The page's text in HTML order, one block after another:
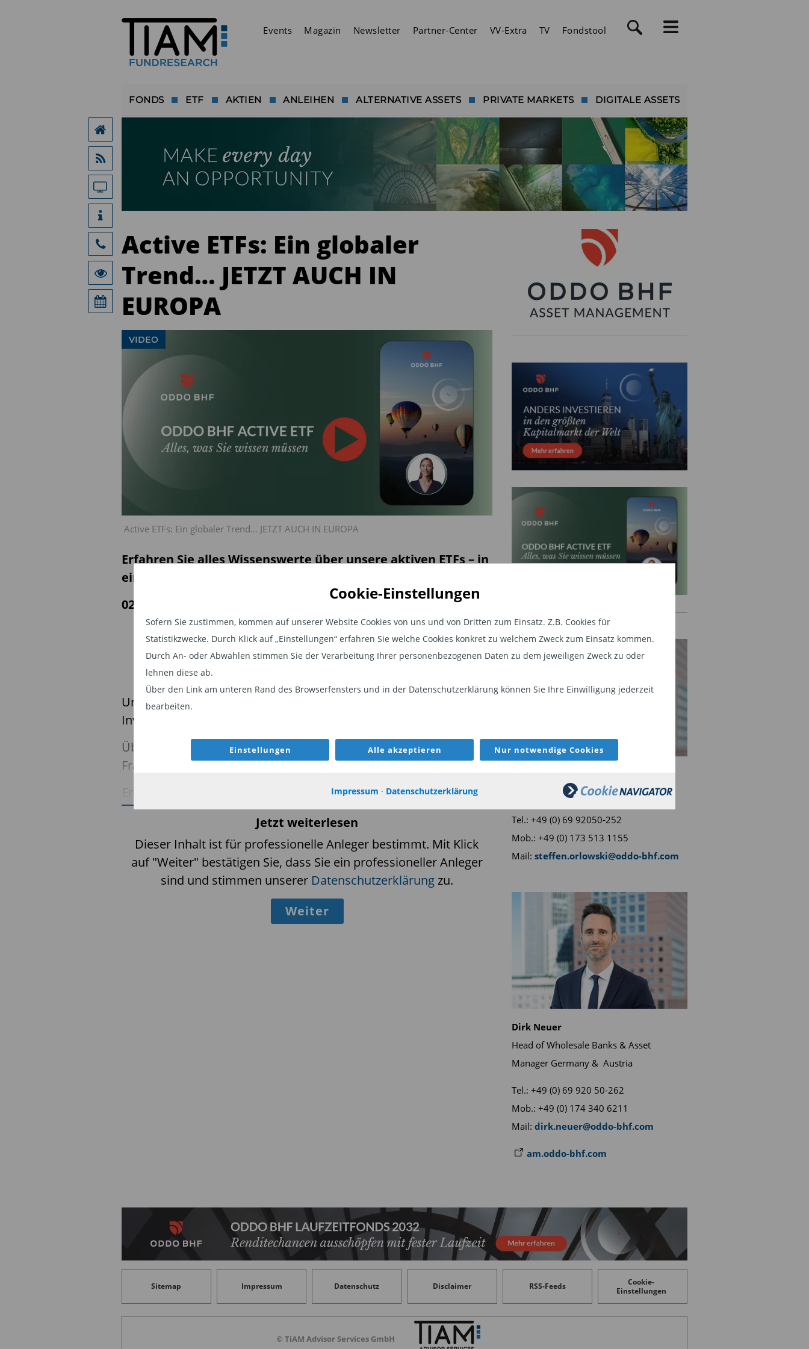
Cookie-Einstellungen
Sofern Sie zustimmen, kommen auf unserer Website Cookies von uns und von Dritten zum Einsatz. Z.B. Cookies für
Statistikzwecke. Durch Klick auf „Einstellungen“ erfahren Sie welche Cookies konkret zu welchem Zweck zum Einsatz kommen.
Durch An- oder Abwählen stimmen Sie der Verarbeitung Ihrer personenbezogenen Daten zu dem jeweiligen Zweck zu oder
lehnen diese ab.
Über den Link am unteren Rand des Browserfensters und in der Datenschutzerklärung können Sie Ihre Einwilligung jederzeit
bearbeiten.
Einstellungen Alle akzeptieren Nur notwendige Cookies
Impressum · Datenschutzerklärung
Events Magazin Newsletter Partner-Center VV-Extra TV Fondstool
FONDS ETF AKTIEN ANLEIHEN ALTERNATIVE ASSETS PRIVATE MARKETS DIGITALE ASSETS
Active ETFs: Ein globaler
Trend… JETZT AUCH IN
EUROPA
Active ETFs: Ein globaler Trend… JETZT AUCH IN EUROPA
VIDEO
Erfahren Sie alles Wissenswerte über unsere aktiven ETFs – in
einem kurzen, interaktiven Video.
02.12.2025 | 09:00 Uhr
HIER GEHT ES ZUM VIDEO
Unser KI-gestütztes Tool hilft Ihnen dabei, unseren
Investmentansatz besser zu verstehen.
Über die Chat-Funktion erhalten Sie sofort Antworten auf Ihre
Fragen.
Websiteund in derODDO BHF
Active ETF Broschüre.
Diese ETFs unterliegen Risiken, einschließlich dem eines
Kapitalverlusts.
Anleger verpflichtet, das Basisinformationsblatt (KID) und den Verkaufsprospekt des Fonds
zu lesen, um sich ausführlich über sämtliche Risiken und Kosten der Anlage zu
informieren. Der Wert der Kapitalanlage kann Schwankungen sowohl nach oben als auch
vollständig zurückgezahlt wird. Die Investition muss mit den Anlagezielen, dem
übereinstimmen. ODDO BHF Asset Management SAS übernimmt keine Haftung für Verluste
Jetzt weiterlesen
Dieser Inhalt ist für professionelle Anleger bestimmt. Mit Klick
auf "Weiter" bestätigen Sie, dass Sie ein professioneller Anleger
sind und stimmen unserer Datenschutzerklärungzu.
Weiter
KONTAKT
Head of IFA/Insurance
Tel.: +49 (0) 69 92050-252
Mob.: +49 (0) 173 513 1155
Mail: steffen.orlowski@oddo-bhf.com
Dirk Neuer
Head of Wholesale Banks & Asset
Manager Germany & Austria
Tel.: +49 (0) 69 920 50-262
Mob.: +49 (0) 174 340 6211
Mail: dirk.neuer@oddo-bhf.com
am.oddo-bhf.com
Sitemap Impressum Datenschutz Disclaimer RSS-Feeds
Cookie-
Einstellungen
© TiAM Advisor Services GmbH